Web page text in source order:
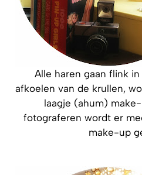
Alle haren gaan flink
afkoelen van de krullen,
laagje (ahum)
fotograferen wordt er
make-up